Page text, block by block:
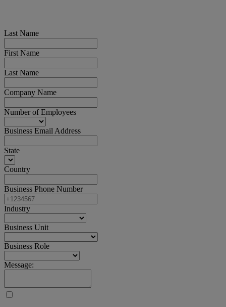
Last Name
First Name
Last Name
Company Name
Number of Employees
Business Email Address
State
Country
Business Phone Number
Industry
Business Unit
Business Role
Message: